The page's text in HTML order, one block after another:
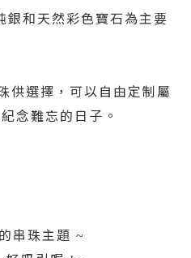
銀和天然彩色寶石為主要
供選擇，可以自由定制屬
念難忘的日子。
串珠主題 ~